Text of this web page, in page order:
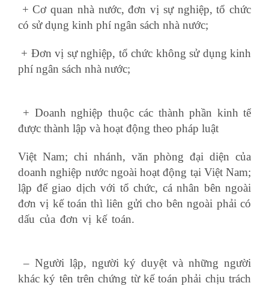
+ Cơ quan nhà nước, đơn vị sự nghiệp, tổ chức
có sử dụng kinh phí ngân sách nhà nước;
+ Đơn vị sự nghiệp, tổ chức không sử dụng kinh
phí ngân sách nhà nước;
+ Doanh nghiệp thuộc các thành phần kinh tế
được thành lập và hoạt động theo pháp luật
Việt Nam; chi nhánh, văn phòng đại diện của
doanh nghiệp nước ngoài hoạt động tại Việt Nam;
lập để giao dịch với tổ chức, cá nhân bên ngoài
đơn vị kế toán thì liên gửi cho bên ngoài phải có
dấu của đơn vị kế toán.
– Người lập, người ký duyệt và những người
khác ký tên trên chứng từ kế toán phải chịu trách